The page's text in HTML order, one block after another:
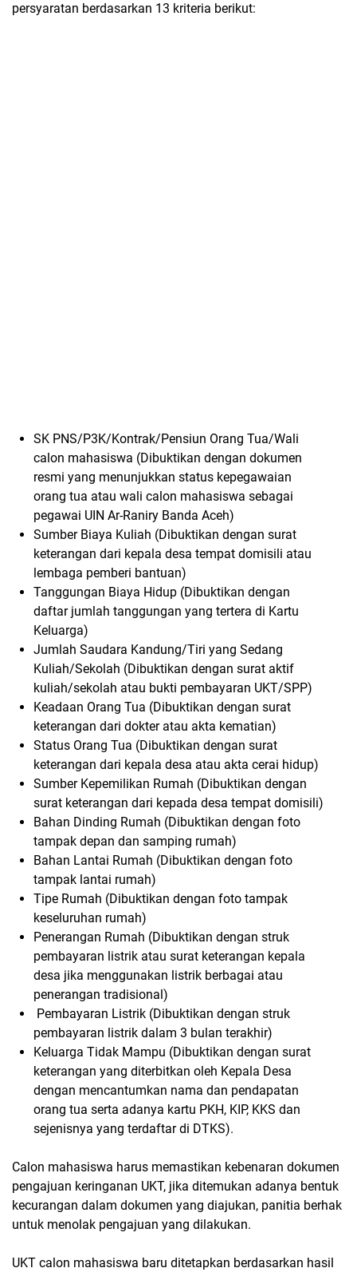
persyaratan berdasarkan 13 kriteria berikut:
SK PNS/P3K/Kontrak/Pensiun Orang Tua/Wali
calon mahasiswa (Dibuktikan dengan dokumen
resmi yang menunjukkan status kepegawaian
orang tua atau wali calon mahasiswa sebagai
pegawai UIN Ar-Raniry Banda Aceh)
Sumber Biaya Kuliah (Dibuktikan dengan surat
keterangan dari kepala desa tempat domisili atau
lembaga pemberi bantuan)
Tanggungan Biaya Hidup (Dibuktikan dengan
daftar jumlah tanggungan yang tertera di Kartu
Keluarga)
Jumlah Saudara Kandung/Tiri yang Sedang
Kuliah/Sekolah (Dibuktikan dengan surat aktif
kuliah/sekolah atau bukti pembayaran UKT/SPP)
Keadaan Orang Tua (Dibuktikan dengan surat
keterangan dari dokter atau akta kematian)
Status Orang Tua (Dibuktikan dengan surat
keterangan dari kepala desa atau akta cerai hidup)
Sumber Kepemilikan Rumah (Dibuktikan dengan
surat keterangan dari kepada desa tempat domisili)
Bahan Dinding Rumah (Dibuktikan dengan foto
tampak depan dan samping rumah)
Bahan Lantai Rumah (Dibuktikan dengan foto
tampak lantai rumah)
Tipe Rumah (Dibuktikan dengan foto tampak
keseluruhan rumah)
Penerangan Rumah (Dibuktikan dengan struk
pembayaran listrik atau surat keterangan kepala
desa jika menggunakan listrik berbagai atau
penerangan tradisional)
Pembayaran Listrik (Dibuktikan dengan struk
pembayaran listrik dalam 3 bulan terakhir)
Keluarga Tidak Mampu (Dibuktikan dengan surat
keterangan yang diterbitkan oleh Kepala Desa
dengan mencantumkan nama dan pendapatan
orang tua serta adanya kartu PKH, KIP, KKS dan
sejenisnya yang terdaftar di DTKS).
Calon mahasiswa harus memastikan kebenaran dokumen
pengajuan keringanan UKT, jika ditemukan adanya bentuk
kecurangan dalam dokumen yang diajukan, panitia berhak
untuk menolak pengajuan yang dilakukan.
UKT calon mahasiswa baru ditetapkan berdasarkan hasil